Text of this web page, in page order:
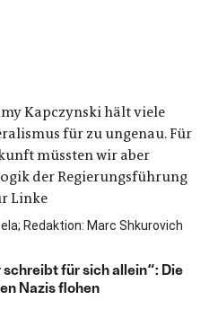
Kapczynski hält viele
für zu ungenau. Für
müssten wir aber
der Regierungsführung
Linke
Redaktion: Marc Shkurovich
schreibt für sich allein“: Die
Nazis flohen